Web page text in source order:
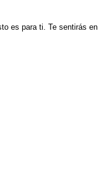
es para ti. Te sentirás en